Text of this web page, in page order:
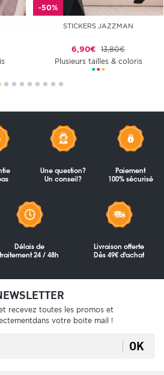
-50%
STICKERS JAZZMAN
6,90€ 13,80€
Plusieurs tailles & coloris
Une question?
Un conseil?
Paiement
100% sécurisé
Délais de
traitement 24 / 48h
Livraison offerte
Dès 49€ d'achat
recevez toutes les promos et
votre boite mail !
OK